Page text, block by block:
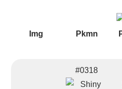
Img Pkmn
#0318